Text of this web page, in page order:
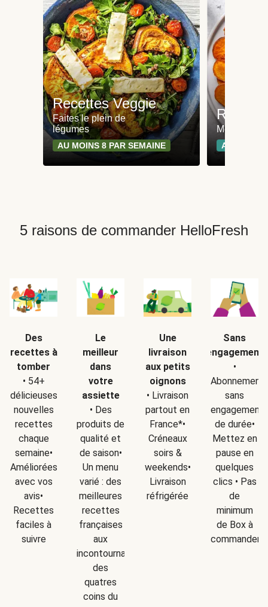
Recettes Veggie
Faites le plein de
légumes
AU MOINS 8 PAR SEMAINE
Moins de
AU MOINS
5 raisons de commander HelloFresh
Des
recettes à
tomber
• 54+
délicieuses
nouvelles
recettes
chaque
semaine•
Améliorées
avec vos
avis•
Recettes
faciles à
suivre
Le
meilleur
dans
votre
assiette
• Des
produits de
qualité et
de saison•
Un menu
varié : des
meilleures
recettes
françaises
aux
incontournables
des
quatres
coins du
Une
livraison
aux petits
oignons
• Livraison
partout en
France*•
Créneaux
soirs &
weekends•
Livraison
réfrigérée
Sans
engagement
•
Abonnement
sans
engagement
de durée•
Mettez en
pause en
quelques
clics • Pas
de
minimum
de Box à
commander